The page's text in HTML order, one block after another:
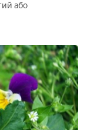
або